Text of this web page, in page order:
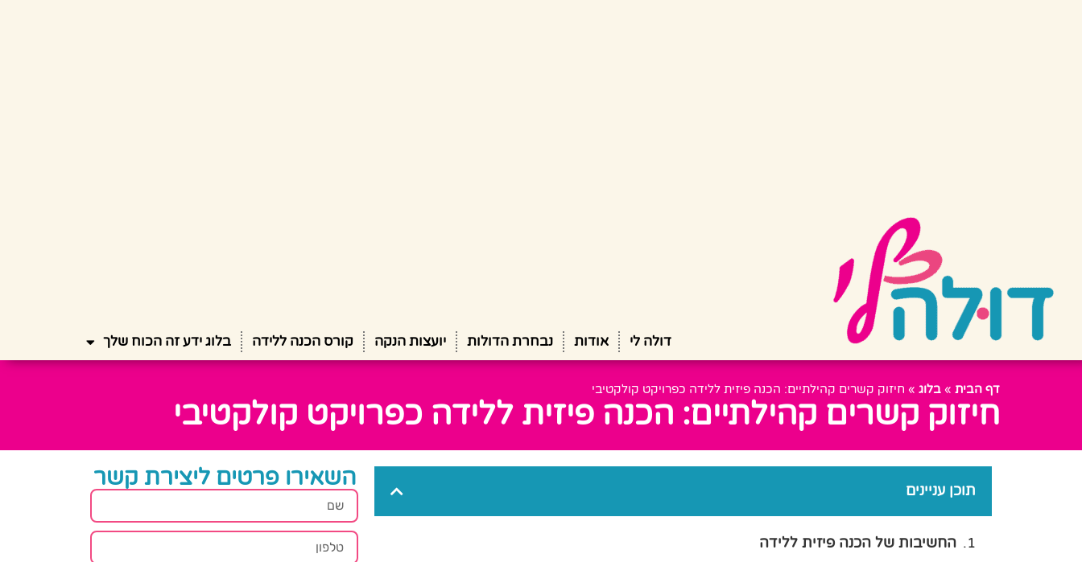
דולה לי אודות נבחרת הדולות יועצות הנקה קורס הכנה ללידה בלוג ידע זה הכוח שלך
דף הבית » בלוג » חיזוק קשרים קהילתיים: הכנה פיזית ללידה כפרויקט קולקטיבי
חיזוק קשרים קהילתיים: הכנה פיזית ללידה כפרויקט קולקטיבי
תוכן עניינים
החשיבות של הכנה פיזית ללידה
השאירו פרטים ליצירת קשר